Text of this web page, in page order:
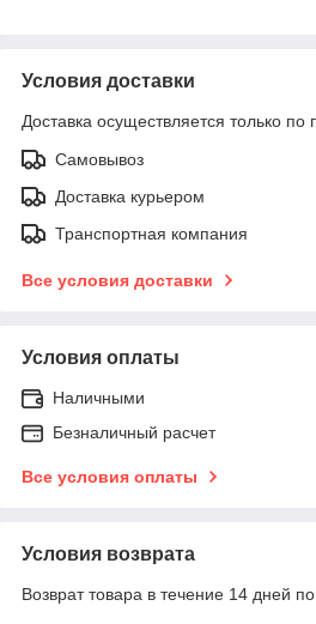
Условия доставки
Доставка осуществляется только по
Самовывоз
Доставка курьером
Транспортная компания
Все условия доставки
Условия оплаты
Наличными
Безналичный расчет
Все условия оплаты
Условия возврата
Возврат товара в течение 14 дней